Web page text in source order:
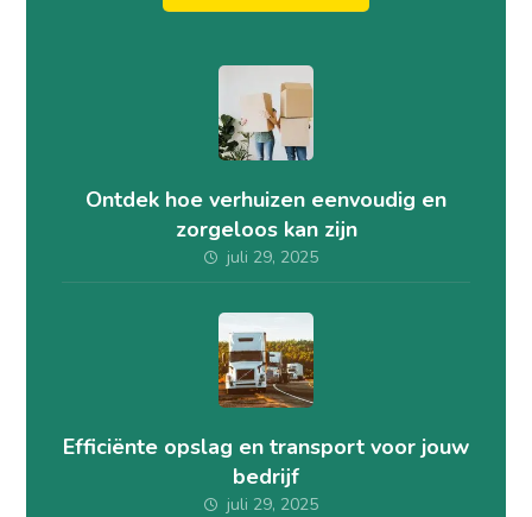
Ontdek hoe verhuizen eenvoudig en
zorgeloos kan zijn
juli 29, 2025
Efficiënte opslag en transport voor jouw
bedrijf
juli 29, 2025